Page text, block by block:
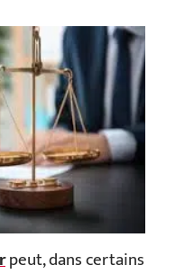
peut, dans certains